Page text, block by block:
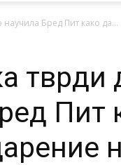
научила Бред Пит како да...
тврди
Пит